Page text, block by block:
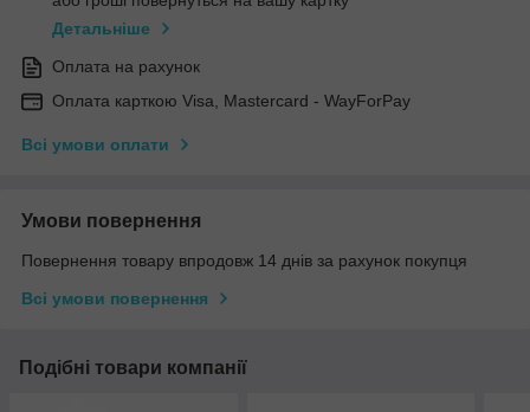
Детальніше
Оплата на рахунок
Оплата карткою Visa, Mastercard - WayForPay
Всі умови оплати
Умови повернення
Повернення товару впродовж 14 днів за рахунок покупця
Всі умови повернення
Подібні товари компанії